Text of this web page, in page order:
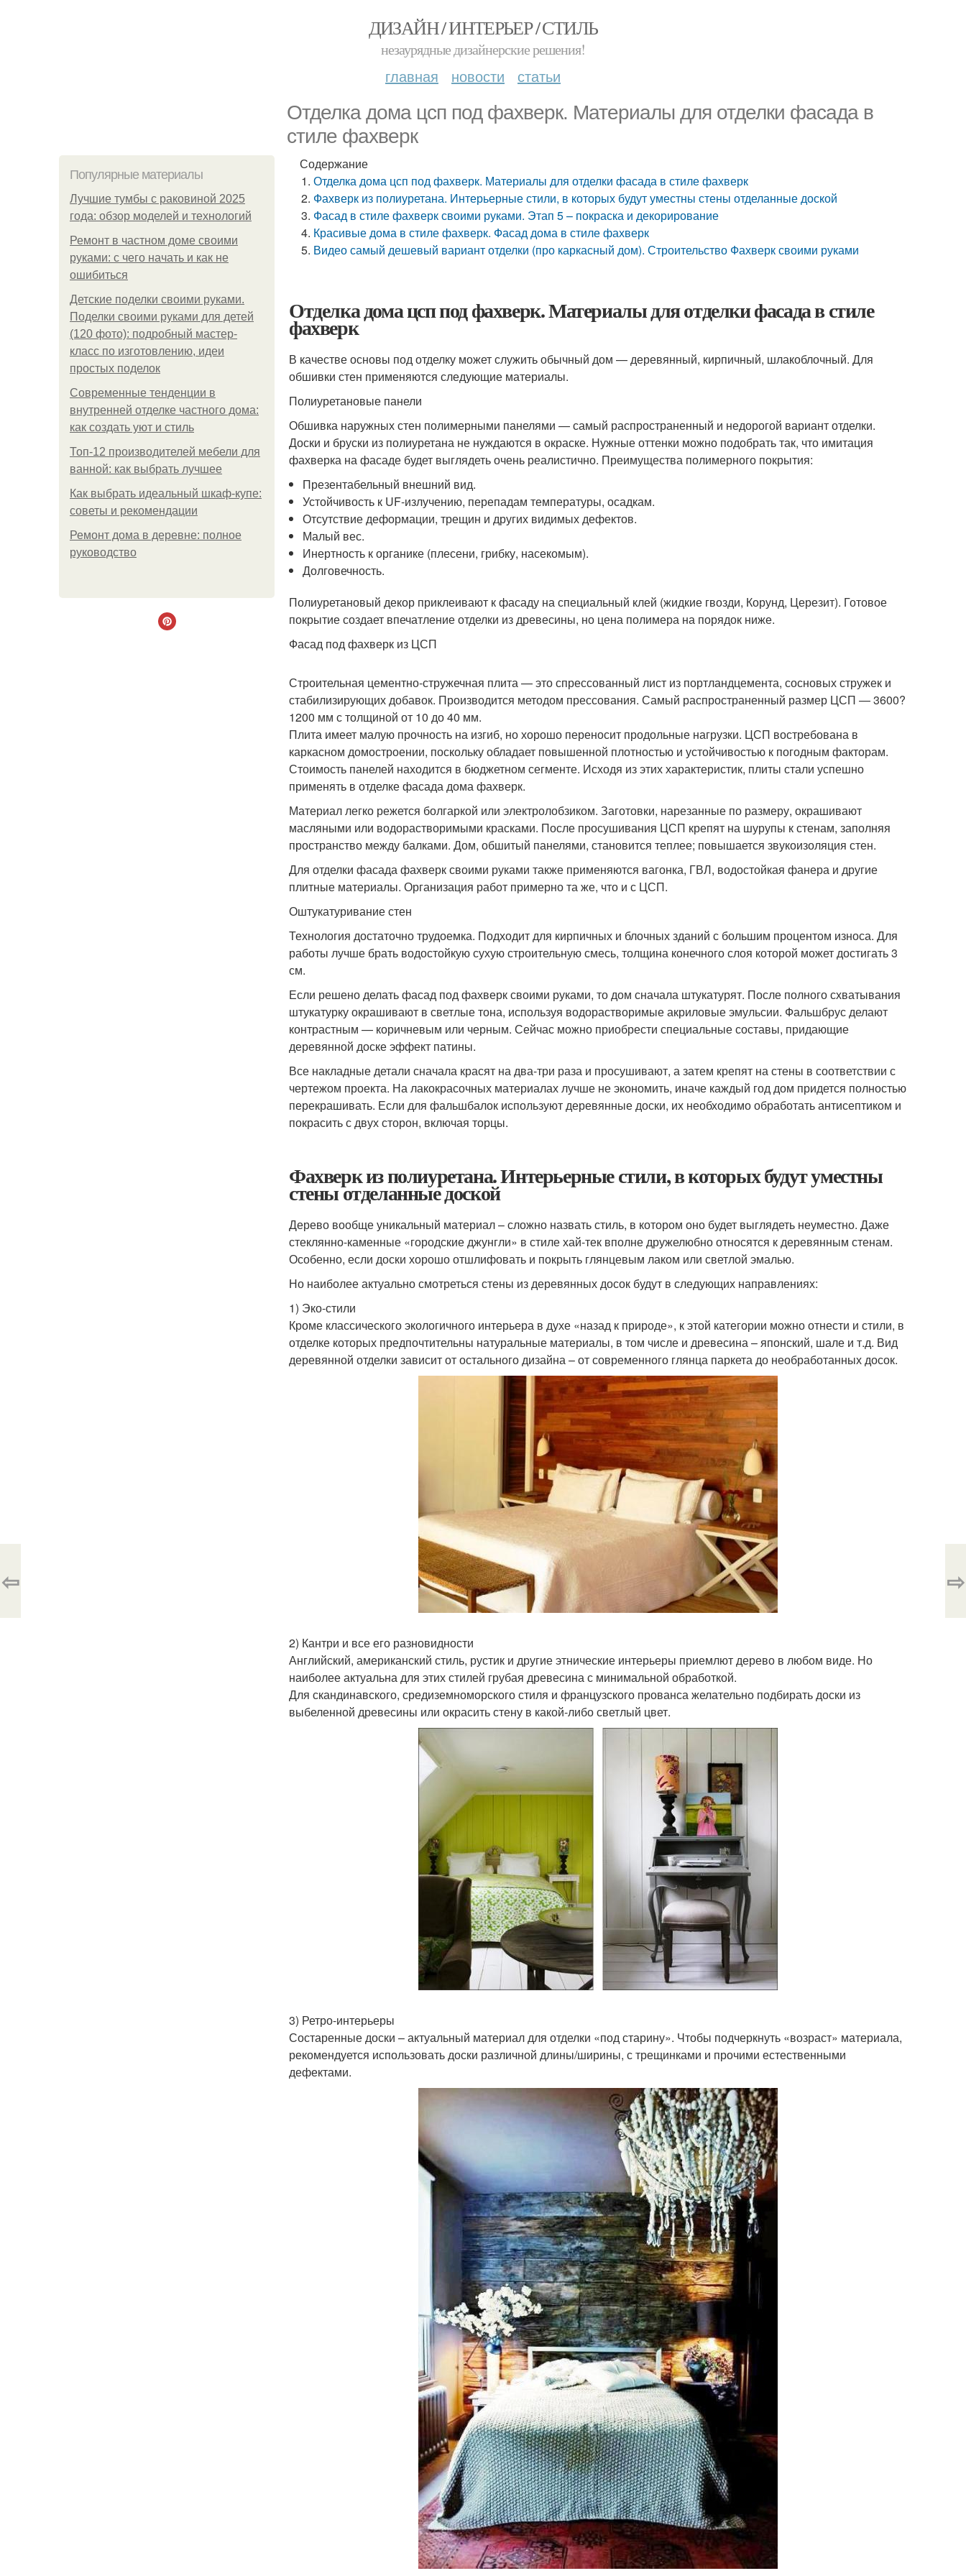
ДИЗАЙН / ИНТЕРЬЕР / СТИЛЬ
незаурядные дизайнерские решения!
главная новости статьи
Отделка дома цсп под фахверк. Материалы для отделки фасада в
стиле фахверк
Популярные материалы
Лучшие тумбы с раковиной 2025
года: обзор моделей и технологий
Ремонт в частном доме своими
руками: с чего начать и как не
ошибиться
Детские поделки своими руками.
Поделки своими руками для детей
(120 фото): подробный мастер-
класс по изготовлению, идеи
простых поделок
Современные тенденции в
внутренней отделке частного дома:
как создать уют и стиль
Топ-12 производителей мебели для
ванной: как выбрать лучшее
Как выбрать идеальный шкаф-купе:
советы и рекомендации
Ремонт дома в деревне: полное
руководство
Содержание
Отделка дома цсп под фахверк. Материалы для отделки фасада в стиле фахверк
Фахверк из полиуретана. Интерьерные стили, в которых будут уместны стены отделанные доской
Фасад в стиле фахверк своими руками. Этап 5 – покраска и декорирование
Красивые дома в стиле фахверк. Фасад дома в стиле фахверк
Видео самый дешевый вариант отделки (про каркасный дом). Строительство Фахверк своими руками
Отделка дома цсп под фахверк. Материалы для отделки фасада в стиле
фахверк
В качестве основы под отделку может служить обычный дом — деревянный, кирпичный, шлакоблочный. Для
обшивки стен применяются следующие материалы.
Полиуретановые панели
Обшивка наружных стен полимерными панелями — самый распространенный и недорогой вариант отделки.
Доски и бруски из полиуретана не нуждаются в окраске. Нужные оттенки можно подобрать так, что имитация
фахверка на фасаде будет выглядеть очень реалистично. Преимущества полимерного покрытия:
Презентабельный внешний вид.
Устойчивость к UF-излучению, перепадам температуры, осадкам.
Отсутствие деформации, трещин и других видимых дефектов.
Малый вес.
Инертность к органике (плесени, грибку, насекомым).
Долговечность.
Полиуретановый декор приклеивают к фасаду на специальный клей (жидкие гвозди, Корунд, Церезит). Готовое
покрытие создает впечатление отделки из древесины, но цена полимера на порядок ниже.
Фасад под фахверк из ЦСП
Строительная цементно-стружечная плита — это спрессованный лист из портландцемента, сосновых стружек и
стабилизирующих добавок. Производится методом прессования. Самый распространенный размер ЦСП — 3600?
1200 мм с толщиной от 10 до 40 мм.
Плита имеет малую прочность на изгиб, но хорошо переносит продольные нагрузки. ЦСП востребована в
каркасном домостроении, поскольку обладает повышенной плотностью и устойчивостью к погодным факторам.
Стоимость панелей находится в бюджетном сегменте. Исходя из этих характеристик, плиты стали успешно
применять в отделке фасада дома фахверк.
Материал легко режется болгаркой или электролобзиком. Заготовки, нарезанные по размеру, окрашивают
масляными или водорастворимыми красками. После просушивания ЦСП крепят на шурупы к стенам, заполняя
пространство между балками. Дом, обшитый панелями, становится теплее; повышается звукоизоляция стен.
Для отделки фасада фахверк своими руками также применяются вагонка, ГВЛ, водостойкая фанера и другие
плитные материалы. Организация работ примерно та же, что и с ЦСП.
Оштукатуривание стен
Технология достаточно трудоемка. Подходит для кирпичных и блочных зданий с большим процентом износа. Для
работы лучше брать водостойкую сухую строительную смесь, толщина конечного слоя которой может достигать 3
см.
Если решено делать фасад под фахверк своими руками, то дом сначала штукатурят. После полного схватывания
штукатурку окрашивают в светлые тона, используя водорастворимые акриловые эмульсии. Фальшбрус делают
контрастным — коричневым или черным. Сейчас можно приобрести специальные составы, придающие
деревянной доске эффект патины.
Все накладные детали сначала красят на два-три раза и просушивают, а затем крепят на стены в соответствии с
чертежом проекта. На лакокрасочных материалах лучше не экономить, иначе каждый год дом придется полностью
перекрашивать. Если для фальшбалок используют деревянные доски, их необходимо обработать антисептиком и
покрасить с двух сторон, включая торцы.
Фахверк из полиуретана. Интерьерные стили, в которых будут уместны
стены отделанные доской
Дерево вообще уникальный материал – сложно назвать стиль, в котором оно будет выглядеть неуместно. Даже
стеклянно-каменные «городские джунгли» в стиле хай-тек вполне дружелюбно относятся к деревянным стенам.
Особенно, если доски хорошо отшлифовать и покрыть глянцевым лаком или светлой эмалью.
Но наиболее актуально смотреться стены из деревянных досок будут в следующих направлениях:
1) Эко-стили
Кроме классического экологичного интерьера в духе «назад к природе», к этой категории можно отнести и стили, в
отделке которых предпочтительны натуральные материалы, в том числе и древесина – японский, шале и т.д. Вид
деревянной отделки зависит от остального дизайна – от современного глянца паркета до необработанных досок.
2) Кантри и все его разновидности
Английский, американский стиль, рустик и другие этнические интерьеры приемлют дерево в любом виде. Но
наиболее актуальна для этих стилей грубая древесина с минимальной обработкой.
Для скандинавского, средиземноморского стиля и французского прованса желательно подбирать доски из
выбеленной древесины или окрасить стену в какой-либо светлый цвет.
3) Ретро-интерьеры
Состаренные доски – актуальный материал для отделки «под старину». Чтобы подчеркнуть «возраст» материала,
рекомендуется использовать доски различной длины/ширины, с трещинками и прочими естественными
дефектами.
⇦ ⇨